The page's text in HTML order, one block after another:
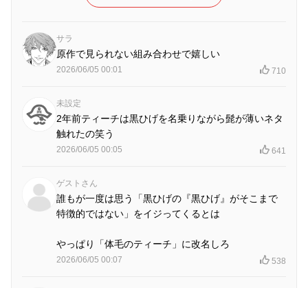
サラ
原作で見られない組み合わせで嬉しい
2026/06/05 00:01 710
未設定
2年前ティーチは黒ひげを名乗りながら髭が薄いネタ
触れたの笑う
2026/06/05 00:05 641
ゲストさん
誰もが一度は思う「黒ひげの『黒ひげ』がそこまで
特徴的ではない」をイジってくるとは
やっぱり「体毛のティーチ」に改名しろ
2026/06/05 00:07 538